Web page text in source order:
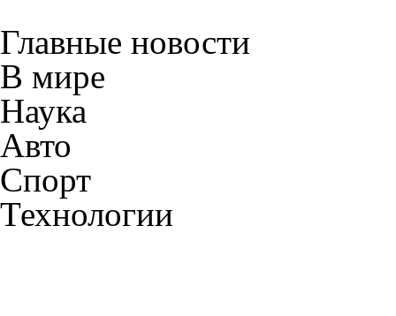
Главные новости
В мире
Наука
Авто
Спорт
Технологии